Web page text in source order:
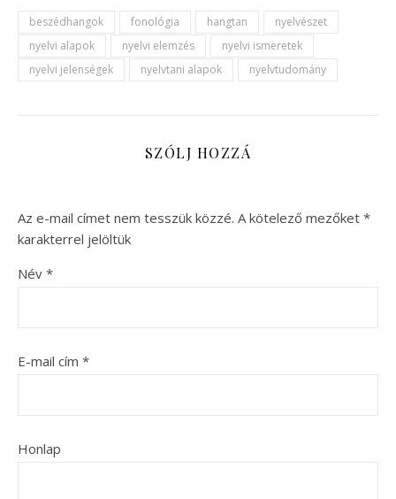
beszédhangok fonológia hangtan
nyelvészet
nyelvi alapok
nyelvi elemzés
nyelvi ismeretek
nyelvi jelenségek
nyelvtani alapok nyelvtudomány
SZÓLJ HOZZÁ
Az e-mail címet nem tesszük közzé. A kötelező mezőket *
karakterrel jelöltük
Név *
E-mail cím *
Honlap